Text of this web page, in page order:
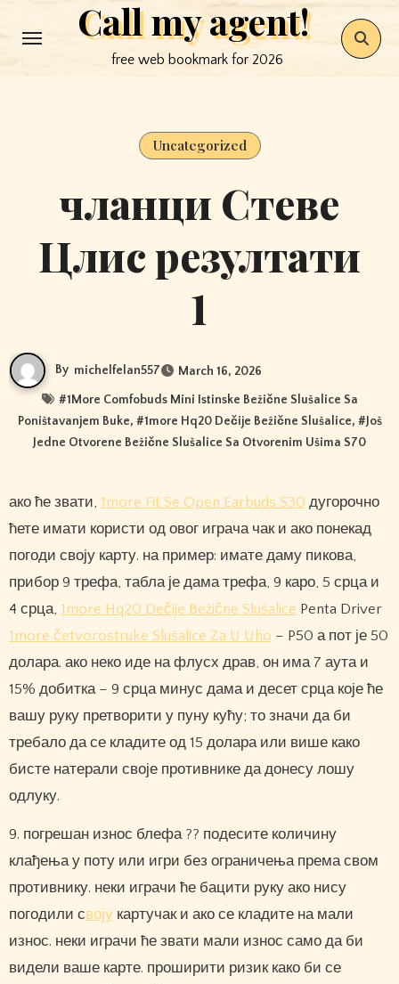
to
Call my agent!
free web bookmark for 2026
Uncategorized
чланци Стеве
Цлис резултати
1
By michelfelan557 March 16, 2026
#1More Comfobuds Mini Istinske Bežične Slušalice Sa
Poništavanjem Buke, #1more Hq20 Dečije Bežične Slušalice, #Još
Jedne Otvorene Bežične Slušalice Sa Otvorenim Ušima S70
ако ће звати, 1more Fit Se Open Earbuds S30 дугорочно
ћете имати користи од овог играча чак и ако понекад
погоди своју карту. на пример: имате даму пикова,
прибор 9 трефа, табла је дама трефа, 9 каро, 5 срца и
4 срца, 1more Hq20 Dečije Bežične Slušalice Penta Driver
1more četvorostruke Slušalice Za U Uho – P50 а пот је 50
долара. ако неко иде на флусх драв, он има 7 аута и
15% добитка – 9 срца минус дама и десет срца које ће
вашу руку претворити у пуну кућу; то значи да би
требало да се кладите од 15 долара или више како
бисте натерали своје противнике да донесу лошу
одлуку.
9. погрешан износ блефа ?? подесите количину
клађења у поту или игри без ограничења према свом
противнику. неки играчи ће бацити руку ако нису
погодили својукартучак и ако се кладите на мали
износ. неки играчи ће звати мали износ само да би
видели ваше карте. проширити ризик како би се